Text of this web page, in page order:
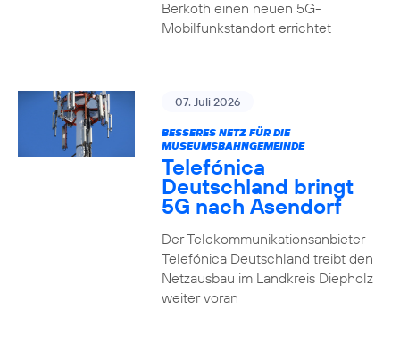
Berkoth einen neuen 5G-
Mobilfunkstandort errichtet
07. Juli 2026
BESSERES NETZ FÜR DIE
MUSEUMSBAHNGEMEINDE
Telefónica
Deutschland bringt
5G nach Asendorf
Der Telekommunikationsanbieter
Telefónica Deutschland treibt den
Netzausbau im Landkreis Diepholz
weiter voran